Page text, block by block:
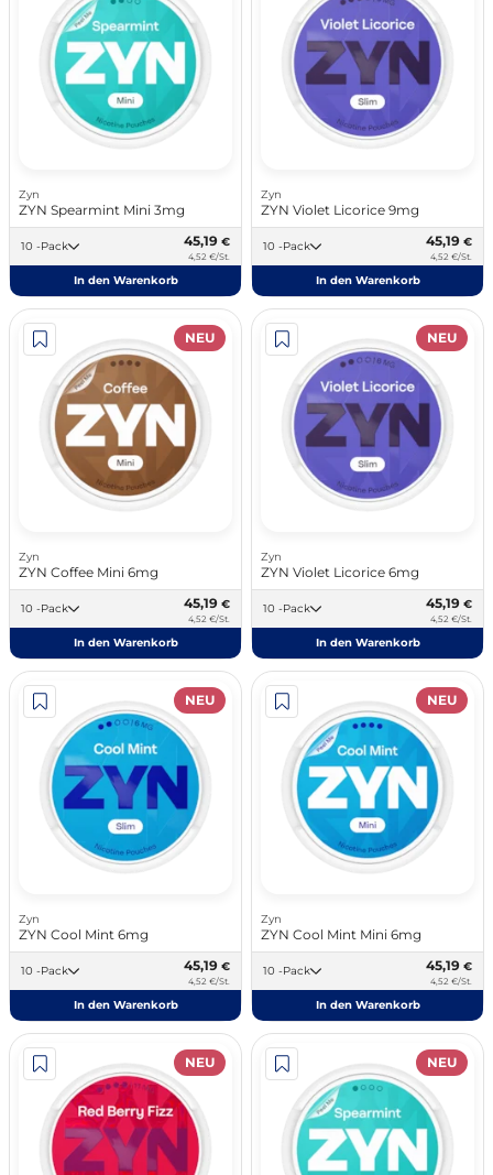
Zyn
ZYN Spearmint Mini 3mg
10 -Pack 45,19 €
4,52 €/St.
In den Warenkorb
Zyn
ZYN Violet Licorice 9mg
10 -Pack 45,19 €
4,52 €/St.
In den Warenkorb
NEU
Zyn
ZYN Coffee Mini 6mg
10 -Pack 45,19 €
4,52 €/St.
In den Warenkorb
NEU
Zyn
ZYN Violet Licorice 6mg
10 -Pack 45,19 €
4,52 €/St.
In den Warenkorb
NEU
Zyn
ZYN Cool Mint 6mg
10 -Pack 45,19 €
4,52 €/St.
In den Warenkorb
NEU
Zyn
ZYN Cool Mint Mini 6mg
10 -Pack 45,19 €
4,52 €/St.
In den Warenkorb
NEU NEU